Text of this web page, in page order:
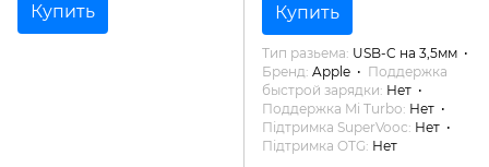
Купить Купить
Тип разьема USB-C на 3,5мм
Бренд Apple
Поддержка
быстрой зарядки Нет
Поддержка Mi Turbo Нет
Підтримка SuperVooc Нет
Підтримка OTG Нет